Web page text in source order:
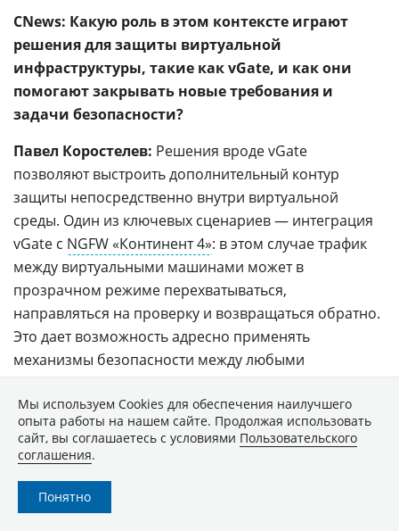
CNews: Какую роль в этом контексте играют
решения для защиты виртуальной
инфраструктуры, такие как vGate, и как они
помогают закрывать новые требования и
задачи безопасности?
Павел Коростелев: Решения вроде vGate
позволяют выстроить дополнительный контур
защиты непосредственно внутри виртуальной
среды. Один из ключевых сценариев — интеграция
vGate с NGFW «Континент 4»: в этом случае трафик
между виртуальными машинами может в
прозрачном режиме перехватываться,
направляться на проверку и возвращаться обратно.
Это дает возможность адресно применять
механизмы безопасности между любыми
архитектуры.
Такой подход существенно повышает гибкость и
скорость изменений, а также позволяет выполнять
требования регулятора без развертывания
большого количества отдельных виртуальных
Мы используем Сookies для обеспечения наилучшего
опыта работы на нашем сайте. Продолжая использовать
сайт, вы соглашаетесь с условиями Пользовательского
соглашения.
Понятно